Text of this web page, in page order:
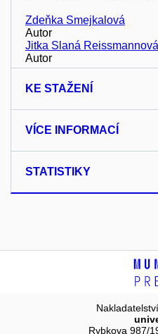
Zdeňka Smejkalová
Autor
Jitka Slaná Reissmannová
Autor
KE STAŽENÍ
VÍCE INFORMACÍ
STATISTIKY
Nakladatelství
Rybkova 987/